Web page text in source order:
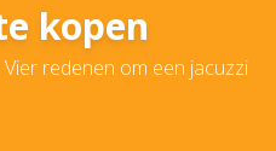
kopen
Vier redenen om een jacuzzi